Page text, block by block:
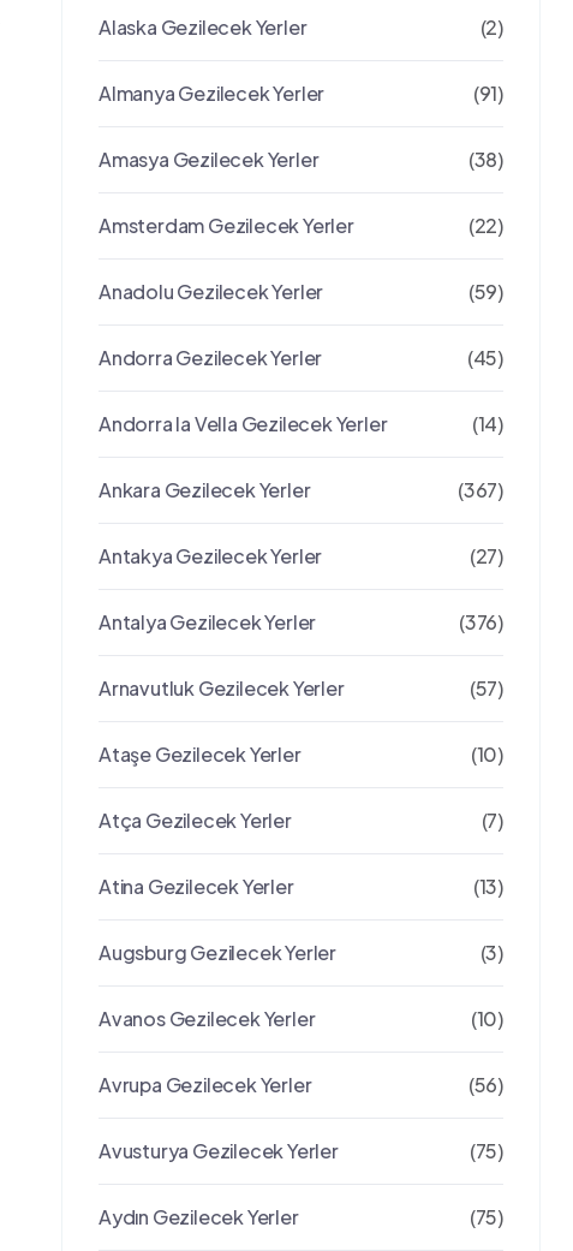
Alaska Gezilecek Yerler (2)
Almanya Gezilecek Yerler (91)
Amasya Gezilecek Yerler (38)
Amsterdam Gezilecek Yerler (22)
Anadolu Gezilecek Yerler (59)
Andorra Gezilecek Yerler (45)
Andorra la Vella Gezilecek Yerler (14)
Ankara Gezilecek Yerler (367)
Antakya Gezilecek Yerler (27)
Antalya Gezilecek Yerler (376)
Arnavutluk Gezilecek Yerler (57)
Ataşe Gezilecek Yerler (10)
Atça Gezilecek Yerler (7)
Atina Gezilecek Yerler (13)
Augsburg Gezilecek Yerler (3)
Avanos Gezilecek Yerler (10)
Avrupa Gezilecek Yerler (56)
Avusturya Gezilecek Yerler (75)
Aydın Gezilecek Yerler (75)